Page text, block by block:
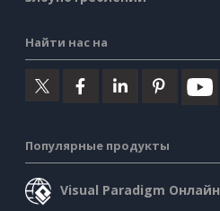
Найти нас на
Популярные продукты
Visual Paradigm Онлайн